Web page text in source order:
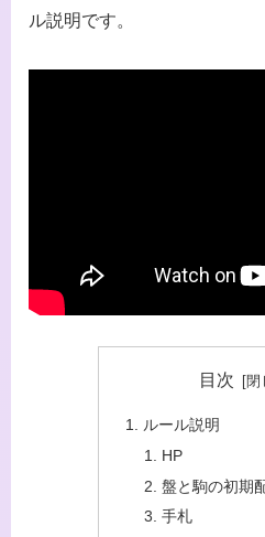
ル説明です。
目次
ルール説明
HP
盤と駒の初期
手札